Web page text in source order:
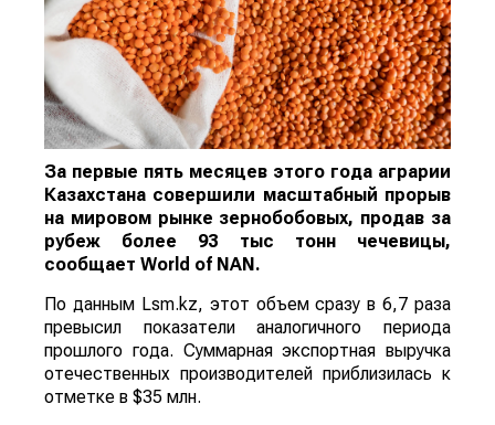
За первые пять месяцев этого года аграрии
Казахстана совершили масштабный прорыв
на мировом рынке зернобобовых, продав за
рубеж более 93 тыс тонн чечевицы,
сообщает World of NAN .
По данным Lsm.kz, этот объем сразу в 6,7 раза
превысил показатели аналогичного периода
прошлого года. Суммарная экспортная выручка
отечественных производителей приблизилась к
отметке в $35 млн.